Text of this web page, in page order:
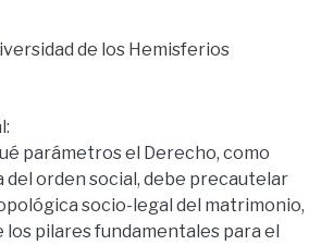
de los Hemisferios
parámetros el Derecho, como
del orden social, debe precautelar
socio-legal del matrimonio,
los pilares fundamentales para el